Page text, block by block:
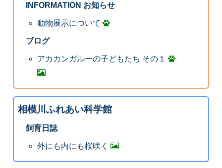
INFORMATION お知らせ
動物展示について
ブログ
アカカンガルーの子どもたち その１
相模川ふれあい科学館
飼育日誌
外にも内にも桜咲く